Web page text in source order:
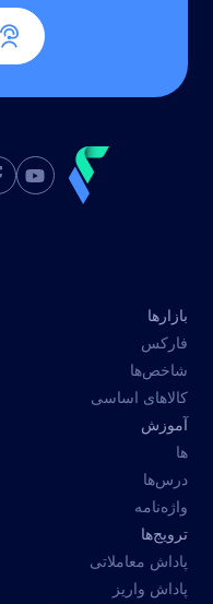
بازارها
فارکس
شاخص‌ها
کالاهای اساسی
آموزش
ها
درس‌ها
واژه‌نامه
ترویج‌ها
پاداش معاملاتی
پاداش واریز